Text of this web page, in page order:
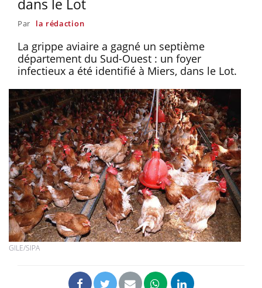
dans le Lot
Par la rédaction
La grippe aviaire a gagné un septième
département du Sud-Ouest : un foyer
infectieux a été identifié à Miers, dans le Lot.
GILE/SIPA